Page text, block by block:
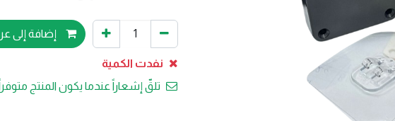
إضافة إلى
نفدت الكمية
تلقّ إشعاراً عندما يكون المنتج